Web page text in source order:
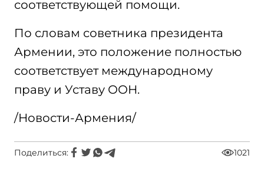
соответствующей помощи.
По словам советника президента
Армении, это положение полностью
соответствует международному
праву и Уставу ООН.
/Новости-Армения/
Поделиться: 1021